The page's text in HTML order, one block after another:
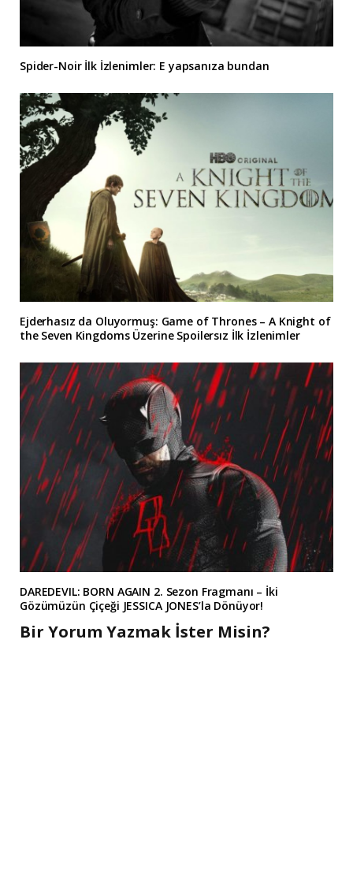
Spider-Noir İlk İzlenimler: E yapsanıza bundan
Ejderhasız da Oluyormuş: Game of Thrones – A Knight of
the Seven Kingdoms Üzerine Spoilersız İlk İzlenimler
DAREDEVIL: BORN AGAIN 2. Sezon Fragmanı – İki
Gözümüzün Çiçeği JESSICA JONES’la Dönüyor!
Bir Yorum Yazmak İster Misin?